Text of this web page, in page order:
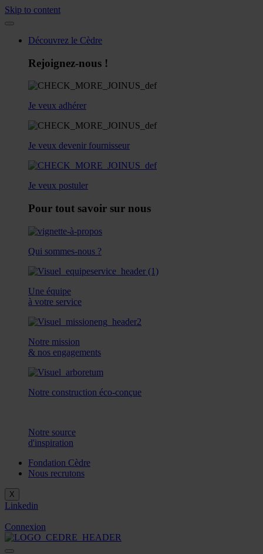
Skip to content
Découvrez le Cèdre
Rejoignez-nous !
Je veux adhérer
Je veux devenir fournisseur
Je veux postuler
Pour tout savoir sur nous
Qui sommes-nous ?
Une équipe
à votre service
Notre mission
& nos engagements
Notre construction éco-conçue
Notre source
d'inspiration
Fondation Cèdre
Nous recrutons
X
Linkedin
Connexion